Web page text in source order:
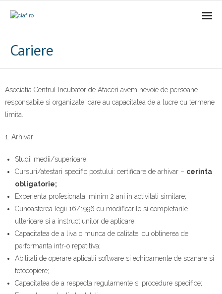
- Prezentare
- Cariere
- Comunicat
SAL
Contact
Cariere
Asociatia Centrul Incubator de Afaceri avem nevoie de persoane
responsabile si organizate, care au capacitatea de a lucre cu termene
limita.
1. Arhivar:
Studii medii/superioare;
Cursuri/atestari specific postului: certificare de arhivar – cerinta
obligatorie;
Experienta profesionala: minim 2 ani in activitati similare;
Cunoasterea legii 16/1996 cu modificarile si completarile
ulterioare si a instructiunilor de aplicare;
Capacitatea de a liva o munca de calitate, cu obtinerea de
performanta intr-o repetitiva;
Abilitati de operare aplicatii software si echipamente de scanare si
fotocopiere;
Capacitatea de a respecta regulamente si procedure specifice;